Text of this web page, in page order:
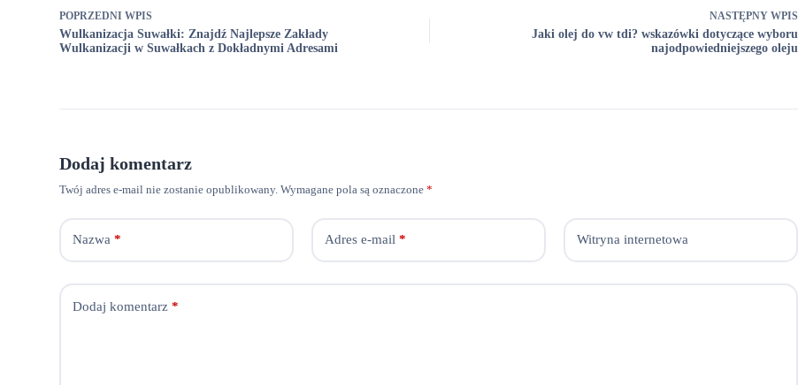
POPRZEDNIWPIS
Wulkanizacja Suwałki: Znajdź Najlepsze Zakłady
Wulkanizacji w Suwałkach z Dokładnymi Adresami
NASTĘPNY WPIS
Jaki olej do vw tdi? wskazówki dotyczące wyboru
najodpowiedniejszego oleju
Dodaj komentarz
Twój adres e-mail nie zostanie opublikowany. Wymagane pola są oznaczone*
Nazwa * Adres e-mail * Witryna internetowa
Dodaj komentarz *